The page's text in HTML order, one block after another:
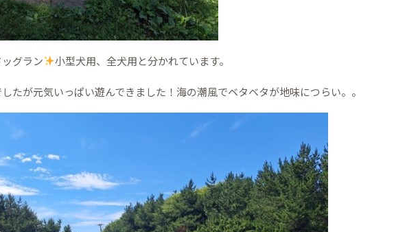
グラン 小型犬用、全犬用と分かれています。
たが元気いっぱい遊んできました！海の潮風でベタベタが地味につらい。。